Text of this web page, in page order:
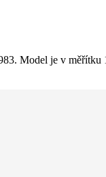
Model je v